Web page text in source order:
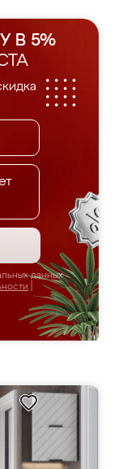
В 5%
данных